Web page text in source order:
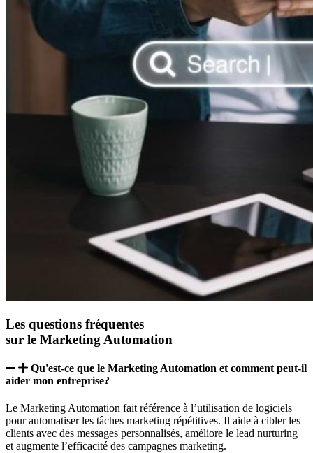
Les questions fréquentes
sur le Marketing Automation
Qu'est-ce que le Marketing Automation et comment peut-il
aider mon entreprise?
Le Marketing Automation fait référence à l’utilisation de logiciels
pour automatiser les tâches marketing répétitives. Il aide à cibler les
clients avec des messages personnalisés, améliore le lead nurturing
et augmente l’efficacité des campagnes marketing.